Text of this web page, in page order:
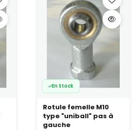
En Stock
Rotule femelle M10
type "uniball" pas à
gauche